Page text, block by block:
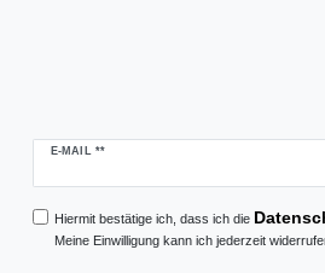
E-MAIL **
Newsletter
Hiermit bestätige ich, dass ich die
Meine Einwilligung kann ich jederzeit